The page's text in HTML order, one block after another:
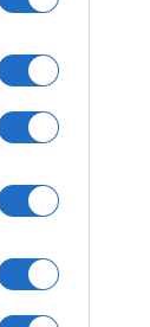
döntőbe.
egymáshoz,
’69